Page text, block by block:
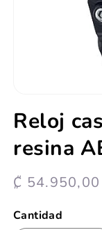
multimedia
1
una
Reloj
resina
Precio
₡ 54.950,00
Cantidad